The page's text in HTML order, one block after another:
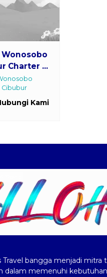
Wonosobo
Charter ...
Cibubur
Kami
Travel bangga menjadi mitra
dalam memenuhi